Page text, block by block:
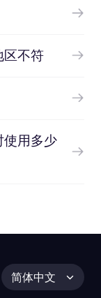
区不符
使用多少
简体中文